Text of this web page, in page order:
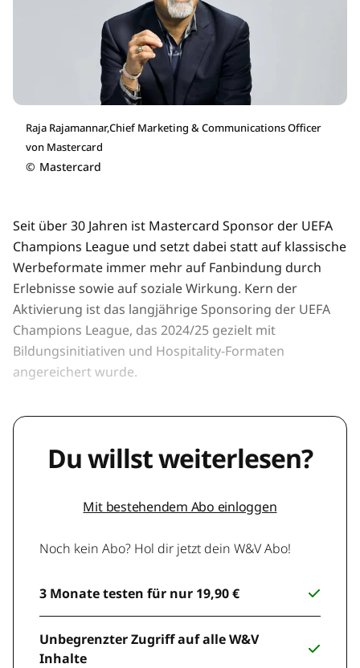
Raja Rajamannar,Chief Marketing & Communications Officer
von Mastercard
© Mastercard
Seit über 30 Jahren ist Mastercard Sponsor der UEFA
Champions League und setzt dabei statt auf klassische
Werbeformate immer mehr auf Fanbindung durch
Erlebnisse sowie auf soziale Wirkung. Kern der
Aktivierung ist das langjährige Sponsoring der UEFA
Champions League, das 2024/25 gezielt mit
Bildungsinitiativen und Hospitality-Formaten
angereichert wurde.
Du willst weiterlesen?
Mit bestehendem Abo einloggen
Noch kein Abo? Hol dir jetzt dein W&V Abo!
3 Monate testen für nur 19,90 €
Unbegrenzter Zugriff auf alle W&V
Inhalte